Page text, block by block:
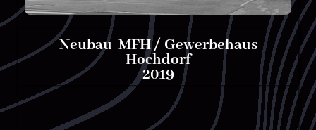
Neubau MFH / Gewerbehaus
Hochdorf
2019